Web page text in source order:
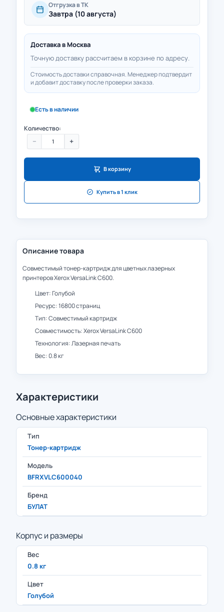
Отгрузка в ТК
Завтра (10 августа)
Доставка в Москва
Точную доставку рассчитаем в корзине по адресу.
Стоимость доставки справочная. Менеджер подтвердит
и добавит доставку после проверки заказа.
Есть в наличии
Количество:
− +
В корзину
Купить в 1 клик
Описание товара
Совместимый тонер-картридж для цветных лазерных
принтеров Xerox VersaLink C600.
Цвет: Голубой
Ресурс: 16800 страниц
Тип: Совместимый картридж
Совместимость: Xerox VersaLink C600
Технология: Лазерная печать
Вес: 0.8 кг
Характеристики
Основные характеристики
Тип
Тонер-картридж
Модель
BFRXVLC600040
Бренд
БУЛАТ
Корпус и размеры
Вес
0.8 кг
Цвет
Голубой